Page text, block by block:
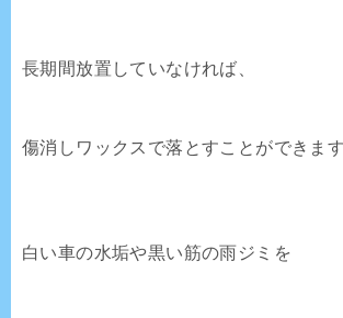
長期間放置していなければ、
傷消しワックスで落とすことができます
白い車の水垢や黒い筋の雨ジミを